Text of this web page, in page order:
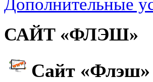
Дополнительные
САЙТ «ФЛЭШ»
Сайт «Флэш»